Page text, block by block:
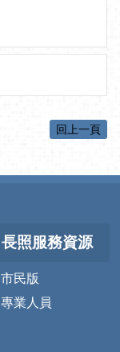
回上一頁
長照服務資源
市民版
專業人員